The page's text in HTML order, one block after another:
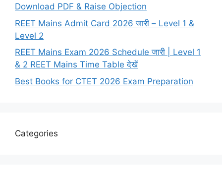
Download PDF & Raise Objection
REET Mains Admit Card 2026 जारी – Level 1 &
Level 2
REET Mains Exam 2026 Schedule जारी | Level 1
& 2 REET Mains Time Table देखें
Best Books for CTET 2026 Exam Preparation
Categories